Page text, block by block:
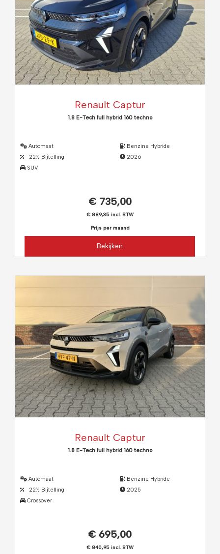
Renault Captur
1.8 E-Tech full hybrid 160 techno
Automaat
22% Bijtelling
SUV
Benzine Hybride
2026
€ 735,00
€ 889,35 incl. BTW
Prijs per maand
Bekijken
Renault Captur
1.8 E-Tech full hybrid 160 techno
Automaat
22% Bijtelling
Crossover
Benzine Hybride
2025
€ 695,00
€ 840,95 incl. BTW